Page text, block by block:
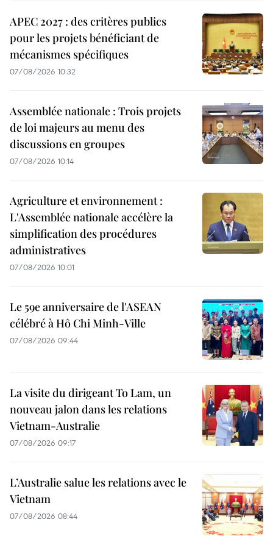
APEC 2027 : des critères publics
pour les projets bénéficiant de
mécanismes spécifiques
07/08/2026 10:32
Assemblée nationale : Trois projets
de loi majeurs au menu des
discussions en groupes
07/08/2026 10:14
Agriculture et environnement :
L'Assemblée nationale accélère la
simplification des procédures
administratives
07/08/2026 10:01
Le 59e anniversaire de l'ASEAN
célébré à Hô Chi Minh-Ville
07/08/2026 09:44
La visite du dirigeant To Lam, un
nouveau jalon dans les relations
Vietnam-Australie
07/08/2026 09:17
L’Australie salue les relations avec le
Vietnam
07/08/2026 08:44